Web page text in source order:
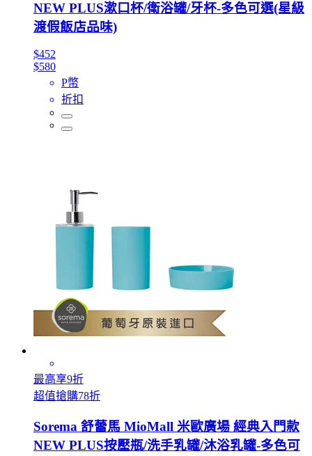
NEW PLUS漱口杯/衛浴罐/牙杯-多色可選(星級
渡假飯店品味)
$452
$580
P幣
折扣
最高享9折
超值搶購78折
Sorema 舒蕾馬 MioMall 米歐廣場 經典入門款
NEW PLUS按壓瓶/洗手乳罐/沐浴乳罐-多色可